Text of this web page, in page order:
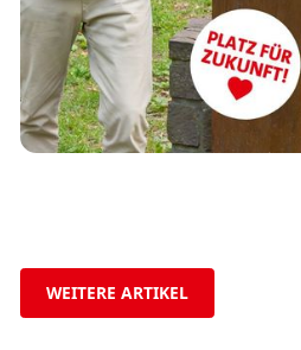
WEITERE ARTIKEL